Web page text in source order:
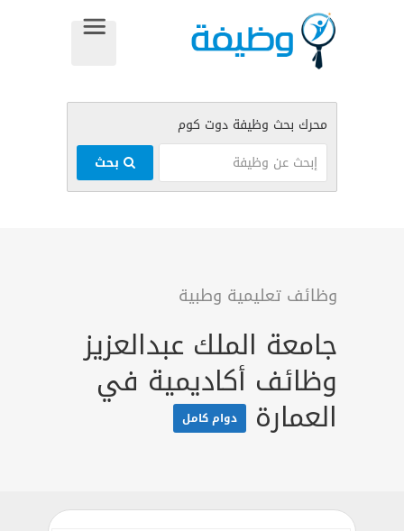
وظائف تعليمية وطبية
جامعة الملك عبدالعزيز
وظائف أكاديمية في
العمارة دوام كامل